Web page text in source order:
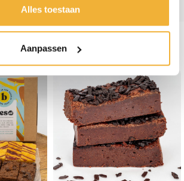
Alles toestaan
Aanpassen